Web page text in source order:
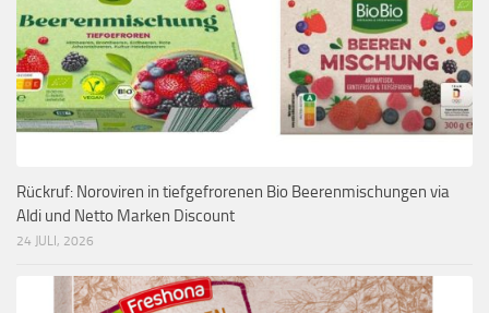
Rückruf: Noroviren in tiefgefrorenen Bio Beerenmischungen via
Aldi und Netto Marken Discount
24 JULI, 2026